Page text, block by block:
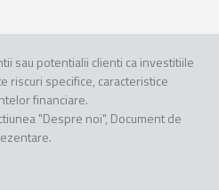
sau potentialii clienti ca investitiile
riscuri specifice, caracteristice
financiare.
"Despre noi", Document de